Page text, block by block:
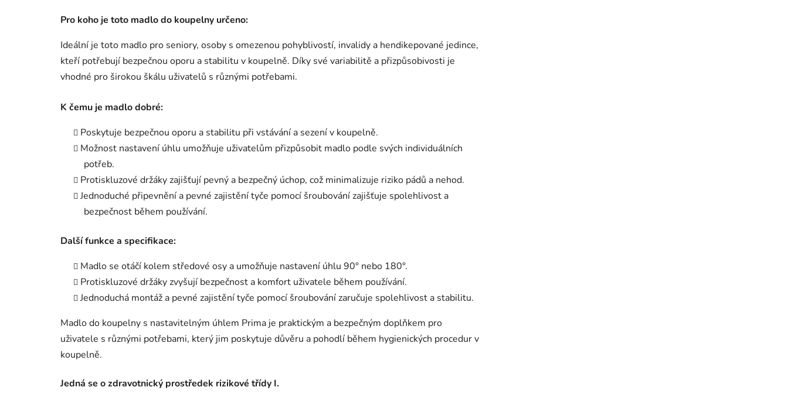
Pro koho je toto madlo do koupelny určeno:
Ideální je toto madlo pro seniory, osoby s omezenou pohyblivostí, invalidy a hendikepované jedince,
kteří potřebují bezpečnou oporu a stabilitu v koupelně. Díky své variabilitě a přizpůsobivosti je
vhodné pro širokou škálu uživatelů s různými potřebami.
K čemu je madlo dobré:
Poskytuje bezpečnou oporu a stabilitu při vstávání a sezení v koupelně.
Možnost nastavení úhlu umožňuje uživatelům přizpůsobit madlo podle svých individuálních
potřeb.
Protiskluzové držáky zajišťují pevný a bezpečný úchop, což minimalizuje riziko pádů a nehod.
Jednoduché připevnění a pevné zajistění tyče pomocí šroubování zajišťuje spolehlivost a
bezpečnost během používání.
Další funkce a specifikace:
Madlo se otáčí kolem středové osy a umožňuje nastavení úhlu 90° nebo 180°.
Protiskluzové držáky zvyšují bezpečnost a komfort uživatele během používání.
Jednoduchá montáž a pevné zajistění tyče pomocí šroubování zaručuje spolehlivost a stabilitu.
Madlo do koupelny s nastavitelným úhlem Prima je praktickým a bezpečným doplňkem pro
uživatele s různými potřebami, který jim poskytuje důvěru a pohodlí během hygienických procedur v
koupelně.
Jedná se o zdravotnický prostředek rizikové třídy I.